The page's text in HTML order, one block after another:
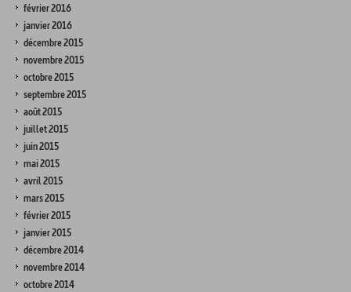
février 2016
janvier 2016
décembre 2015
novembre 2015
octobre 2015
septembre 2015
août 2015
juillet 2015
juin 2015
mai 2015
avril 2015
mars 2015
février 2015
janvier 2015
décembre 2014
novembre 2014
octobre 2014